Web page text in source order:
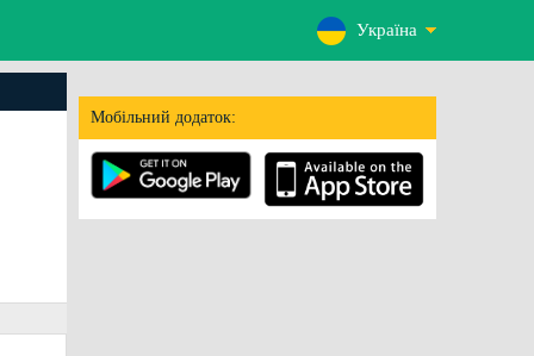
Україна
Мобільний додаток: